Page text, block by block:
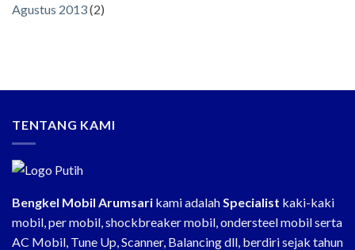
Agustus 2013(2)
TENTANG KAMI
Bengkel Mobil Arumsari kami adalahSpecialist kaki-kaki
mobil, per mobil, shockbreaker mobil, ondersteel mobil serta
AC Mobil, Tune Up, Scanner, Balancing dll, berdiri sejak tahun